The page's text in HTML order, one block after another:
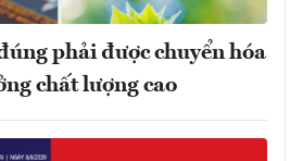
phải được chuyển hóa
chất lượng cao